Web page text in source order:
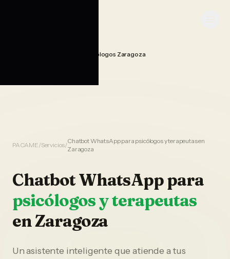
Chatbot Whatsapp Ia Psicologos Zaragoza
PACAME/Servicios/
Chatbot WhatsApp para psicólogos y terapeutas en
Zaragoza
Chatbot WhatsApppara
psicólogos y terapeutas
enZaragoza
Un asistente inteligente que atiende a tus